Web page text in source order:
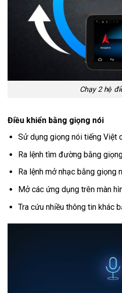
Chạy 2 hệ
Điều khiển bằng giọng nói
Sử dụng giọng nói tiếng Việt
Ra lệnh tìm đường bằng
Ra lệnh mở nhạc bằng giọng
Mở các ứng dụng trên màn
Tra cứu nhiều thông tin khác